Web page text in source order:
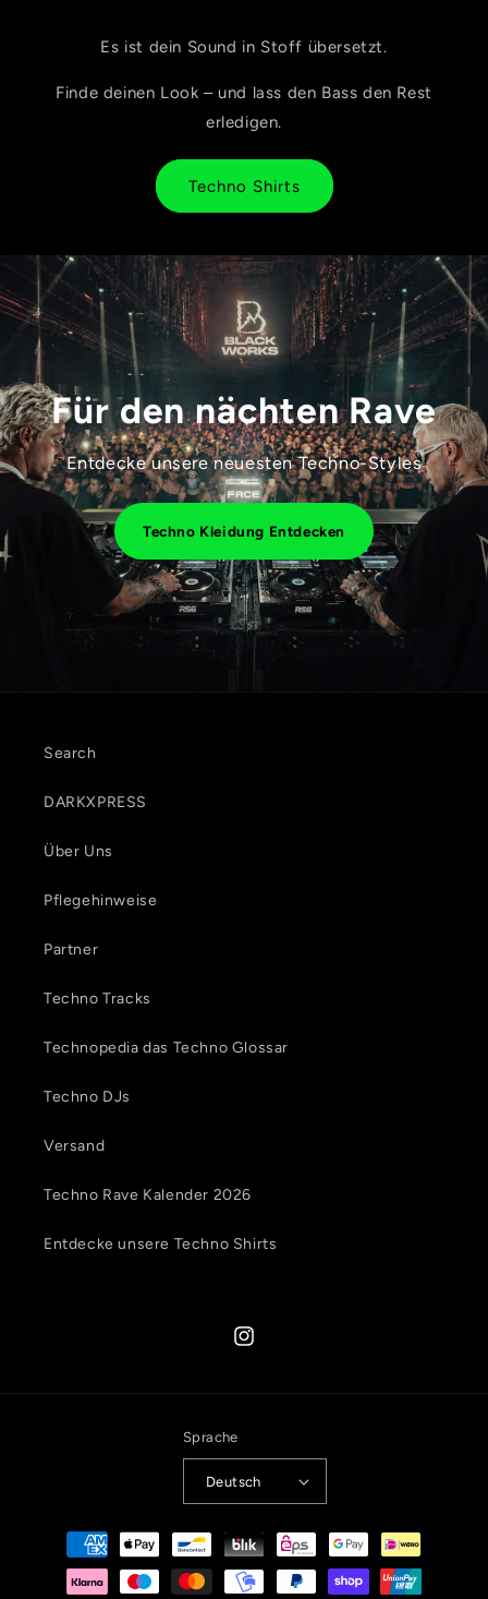
Es ist dein Sound in Stoff übersetzt.
Finde deinen Look – und lass den Bass den Rest
erledigen.
Techno Shirts
Für den nächten Rave
Entdecke unsere neuesten Techno-Styles
Techno Kleidung Entdecken
Search
DARKXPRESS
Über Uns
Pflegehinweise
Partner
Techno Tracks
Technopedia das Techno Glossar
Techno DJs
Versand
Techno Rave Kalender 2026
Entdecke unsere Techno Shirts
Instagram
Sprache
Deutsch
Zahlungsmethoden